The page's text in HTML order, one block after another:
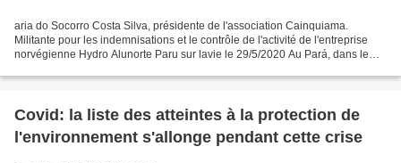
aria do Socorro Costa Silva, présidente de l'association Cainquiama.
Militante pour les indemnisations et le contrôle de l'activité de l'entreprise
norvégienne Hydro Alunorte Paru sur lavie le 29/5/2020 Au Pará, dans le
Covid: la liste des atteintes à la protection de
l'environnement s'allonge pendant cette crise